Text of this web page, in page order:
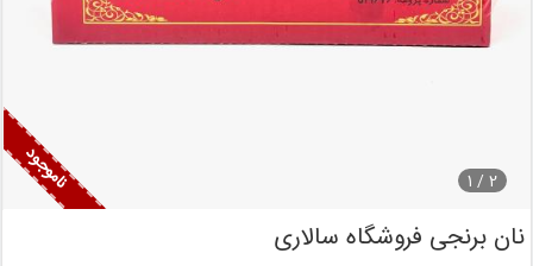
2 /
1
نان برنجی فروشگاه سالاری